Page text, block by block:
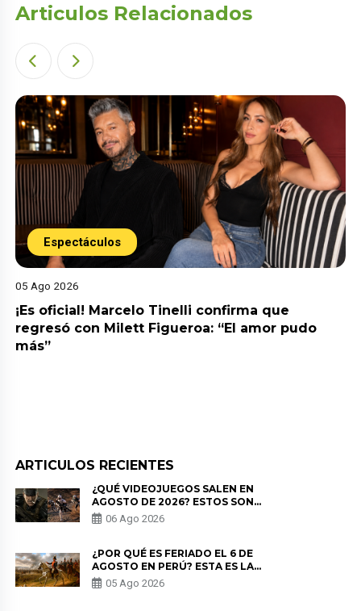
Articulos Relacionados
Espectáculos
05 Ago 2026
¡Es oficial! Marcelo Tinelli confirma que
regresó con Milett Figueroa: “El amor pudo
más”
ARTICULOS RECIENTES
¿QUÉ VIDEOJUEGOS SALEN EN
AGOSTO DE 2026? ESTOS SON
LOS ESTRENOS MÁS ESPERADOS
06 Ago 2026
¿POR QUÉ ES FERIADO EL 6 DE
AGOSTO EN PERÚ? ESTA ES LA
HISTORIA
05 Ago 2026